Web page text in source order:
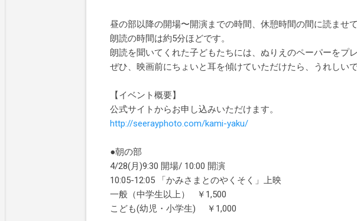
昼の部以降の開場〜開演までの時間、休憩時間の間に読ませ
朗読の時間は約5分ほどです。
朗読を聞いてくれた子どもたちには、ぬりえのペーパーをプ
ぜひ、映画前にちょいと耳を傾けていただけたら、うれしいで
【イベント概要】
公式サイトからお申し込みいただけます。
http://seerayphoto.com/kami-yaku/
●朝の部
4/28(月)9:30 開場/ 10:00 開演
10:05-12:05 「かみさまとのやくそく」上映
一般（中学生以上） ￥1,500
こども(幼児・小学生) ￥1,000